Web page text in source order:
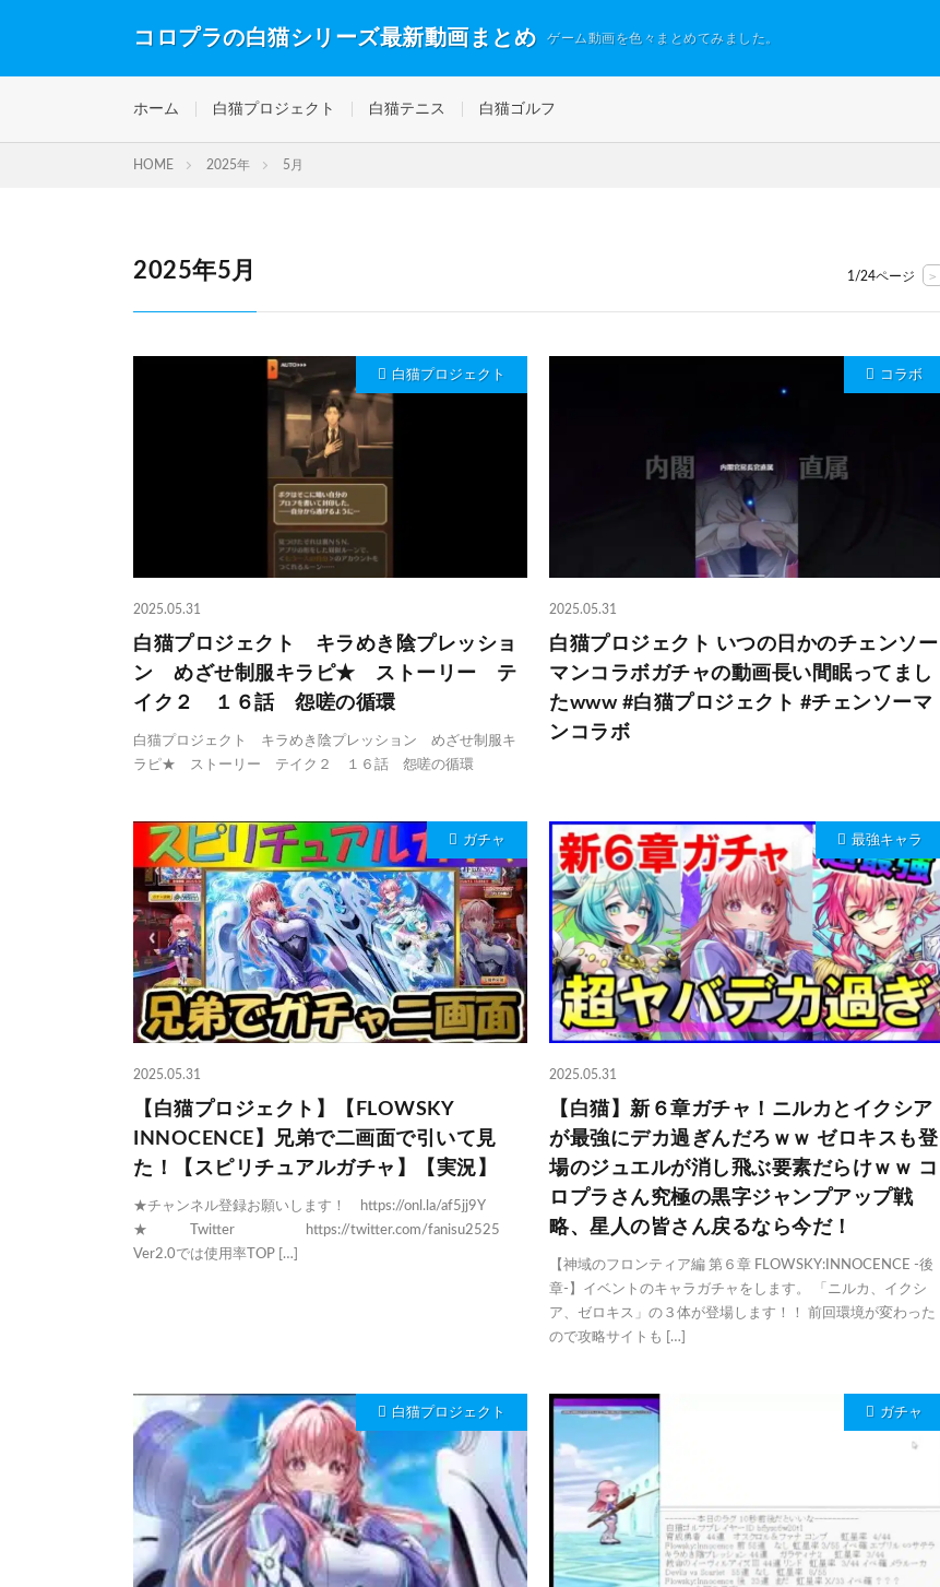
コロプラの白猫シリーズ最新動画まとめ ゲーム動画を色々まとめてみました。
ホーム 白猫プロジェクト 白猫テニス 白猫ゴルフ
HOME 2025年 5月
2025年5月 1/24ページ >
白猫プロジェクト
2025.05.31
白猫プロジェクト キラめき陰プレッショ
ン めざせ制服キラピ★ ストーリー テ
イク２ １６話 怨嗟の循環
白猫プロジェクト キラめき陰プレッション めざせ制服キ
ラピ★ ストーリー テイク２ １６話 怨嗟の循環
コラボ
2025.05.31
白猫プロジェクト いつの日かのチェンソー
マンコラボガチャの動画長い間眠ってまし
たwww #白猫プロジェクト #チェンソーマ
ンコラボ
ガチャ
2025.05.31
【白猫プロジェクト】【FLOWSKY
INNOCENCE】兄弟で二画面で引いて見
た！【スピリチュアルガチャ】【実況】
★チャンネル登録お願いします！ https://onl.la/af5jj9Y
★ Twitter https://twitter.com/fanisu2525
Ver2.0では使用率TOP […]
最強キャラ
2025.05.31
【白猫】新６章ガチャ！ニルカとイクシア
が最強にデカ過ぎんだろｗｗ ゼロキスも登
場のジュエルが消し飛ぶ要素だらけｗｗ コ
ロプラさん究極の黒字ジャンプアップ戦
略、星人の皆さん戻るなら今だ！
【神域のフロンティア編 第６章 FLOWSKY:INNOCENCE -後
章-】イベントのキャラガチャをします。 「ニルカ、イクシ
ア、ゼロキス」の３体が登場します！！ 前回環境が変わった
ので攻略サイトも […]
白猫プロジェクト ガチャ